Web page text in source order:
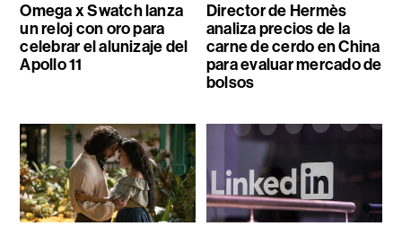
Omega x Swatch lanza
un reloj con oro para
celebrar el alunizaje del
Apollo 11
Director de Hermès
analiza precios de la
carne de cerdo en China
para evaluar mercado de
bolsos